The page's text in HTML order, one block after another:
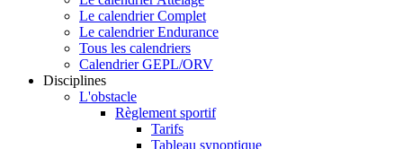
Le calendrier Complet
Le calendrier Endurance
Tous les calendriers
Calendrier GEPL/ORV
Disciplines
L'obstacle
Règlement sportif
Tarifs
Tableau synoptique